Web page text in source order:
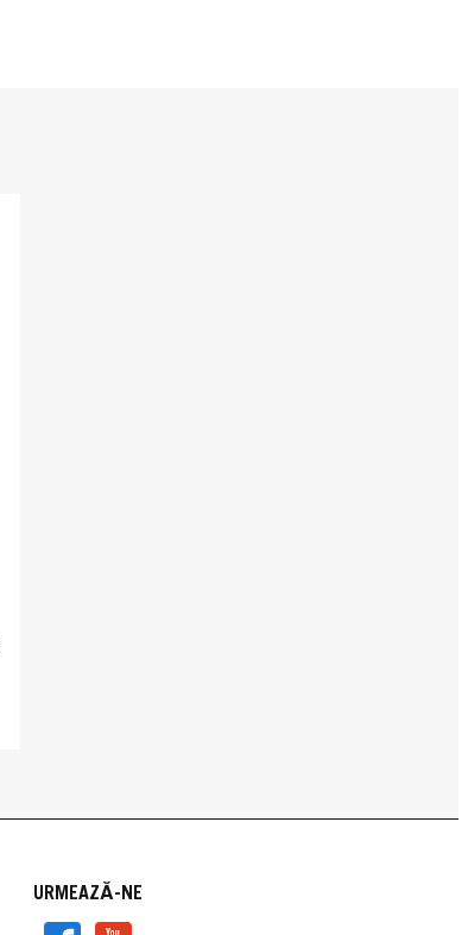
URMEAZĂ-NE